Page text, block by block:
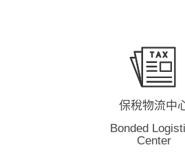
保稅物流中
Bonded
Center